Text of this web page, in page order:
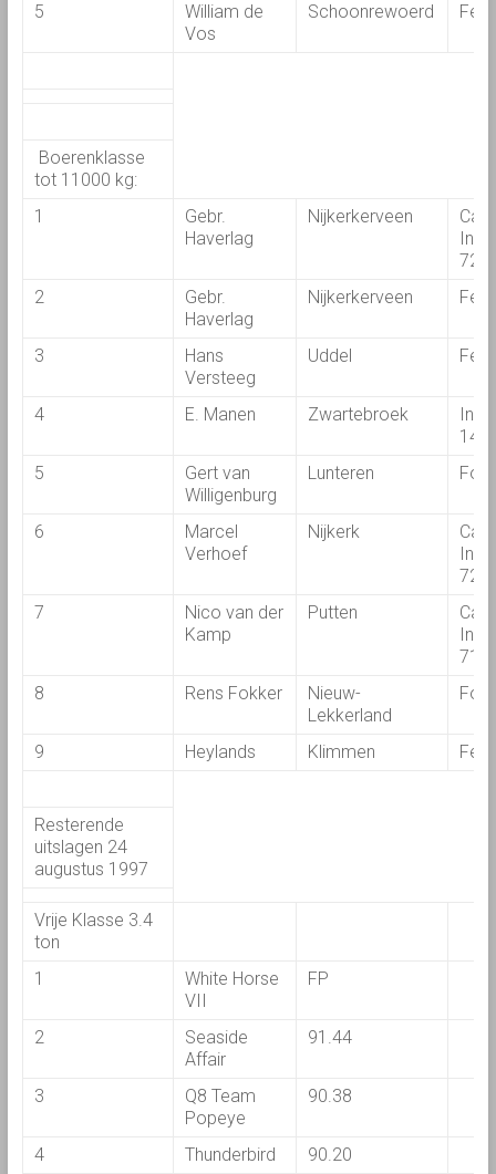
5
William de
Vos
Schoonrewoerd
Boerenklasse
tot 11000 kg:
1
Gebr.
Haverlag
Nijkerkerveen
2
Gebr.
Haverlag
Nijkerkerveen
3
Hans
Versteeg
Uddel
4 E. Manen Zwartebroek
5
Gert van
Willigenburg
Lunteren
6
Marcel
Verhoef
Nijkerk
7
Nico van der
Kamp
Putten
8
Rens Fokker
Nieuw-
Lekkerland
9 Heylands Klimmen
Resterende
uitslagen 24
augustus 1997
Vrije Klasse 3.4
ton
1
White Horse
VII
FP
2
Seaside
Affair
91.44
3
Q8 Team
Popeye
90.38
4 Thunderbird 90.20